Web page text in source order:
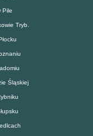
Pile
Tryb.
Śląskiej